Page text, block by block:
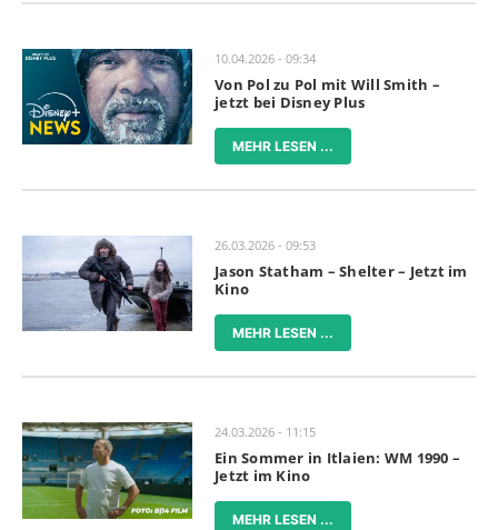
10.04.2026 - 09:34
Von Pol zu Pol mit Will Smith –
jetzt bei Disney Plus
MEHR LESEN ...
26.03.2026 - 09:53
Jason Statham – Shelter – Jetzt im
Kino
MEHR LESEN ...
24.03.2026 - 11:15
Ein Sommer in Itlaien: WM 1990 –
Jetzt im Kino
MEHR LESEN ...